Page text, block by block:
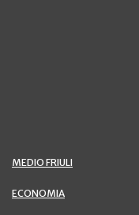
MEDIO FRIULI
ECONOMIA